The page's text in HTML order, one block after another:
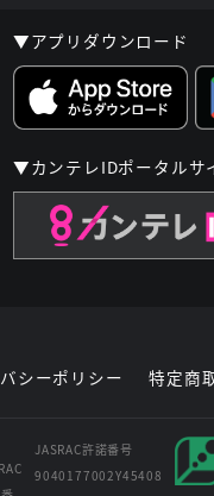
▼アプリダウンロード
▼カンテレIDポータルサ
シーポリシー 特定商
JASRAC許諾番号
9040177002Y45408